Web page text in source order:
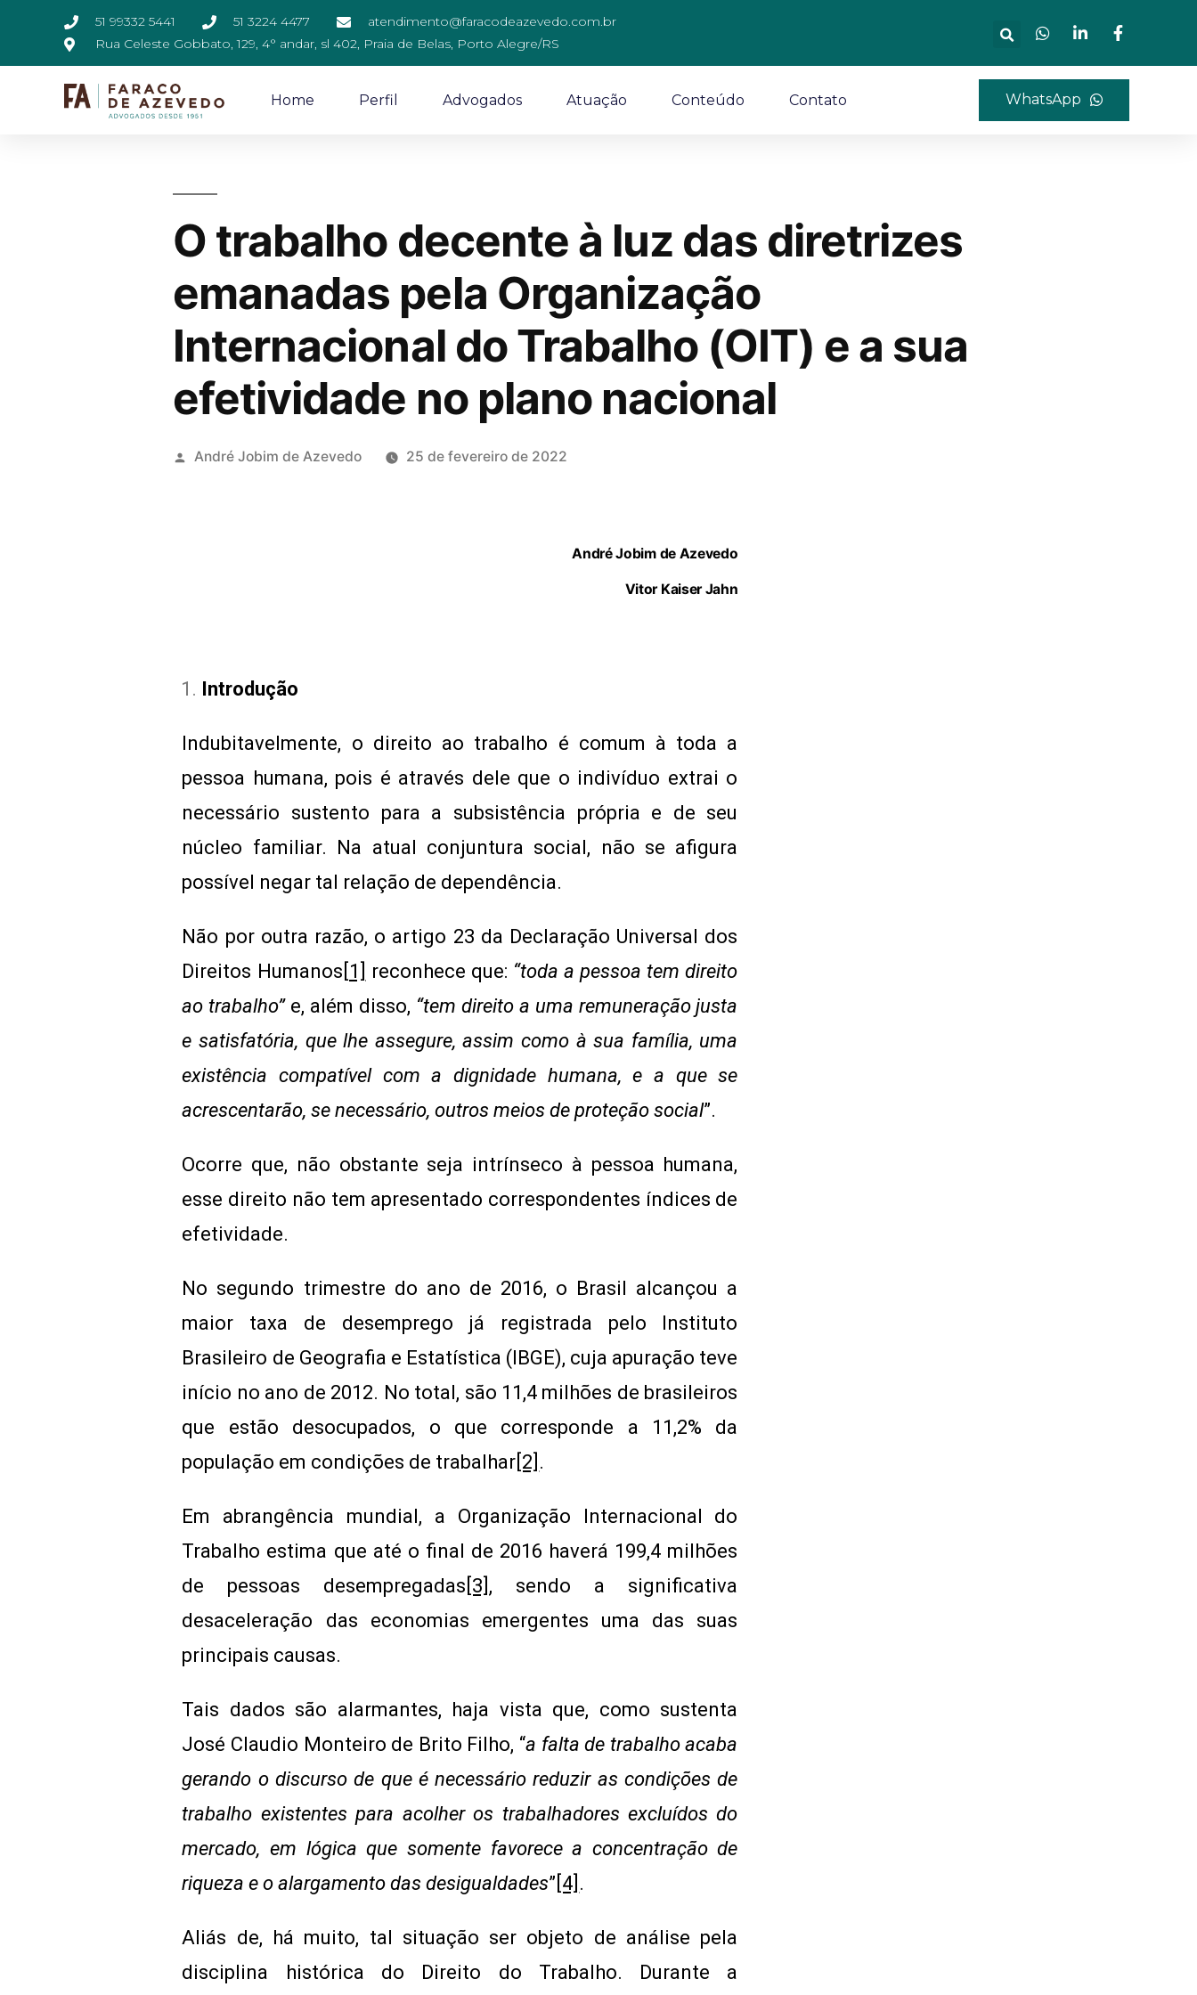
51 99332 5441 51 3224 4477
atendimento@faracodeazevedo.com.br
Rua Celeste Gobbato, 129, 4° andar, sl 402, Praia de Belas, Porto Alegre/RS
Home Perfil Advogados Atuação Conteúdo Contato WhatsApp
O trabalho decente à luz das diretrizes
emanadas pela Organização
Internacional do Trabalho (OIT) e a sua
efetividade no plano nacional
André Jobim de Azevedo 25 de fevereiro de 2022
André Jobim de Azevedo
Vitor Kaiser Jahn
Introdução
Indubitavelmente, o direito ao trabalho é comum à toda a
pessoa humana, pois é através dele que o indivíduo extrai o
necessário sustento para a subsistência própria e de seu
núcleo familiar. Na atual conjuntura social, não se afigura
possível negar tal relação de dependência.
Não por outra razão, o artigo 23 da Declaração Universal dos
Direitos Humanos [1] reconhece que: “toda a pessoa tem direito
ao trabalho”e, além disso, “tem direito a uma remuneração justa
e satisfatória, que lhe assegure, assim como à sua família, uma
existência compatível com a dignidade humana, e a que se
acrescentarão, se necessário, outros meios de proteção social”.
Ocorre que, não obstante seja intrínseco à pessoa humana,
esse direito não tem apresentado correspondentes índices de
efetividade.
No segundo trimestre do ano de 2016, o Brasil alcançou a
maior taxa de desemprego já registrada pelo Instituto
Brasileiro de Geografia e Estatística (IBGE), cuja apuração teve
início no ano de 2012. No total, são 11,4 milhões de brasileiros
que estão desocupados, o que corresponde a 11,2% da
população em condições de trabalhar [2] .
Em abrangência mundial, a Organização Internacional do
Trabalho estima que até o final de 2016 haverá 199,4 milhões
de pessoas desempregadas [3] , sendo a significativa
desaceleração das economias emergentes uma das suas
principais causas.
Tais dados são alarmantes, haja vista que, como sustenta
José Claudio Monteiro de Brito Filho, “a falta de trabalho acaba
gerando o discurso de que é necessário reduzir as condições de
trabalho existentes para acolher os trabalhadores excluídos do
mercado, em lógica que somente favorece a concentração de
riqueza e o alargamento das desigualdades” [4] .
Aliás de, há muito, tal situação ser objeto de análise pela
disciplina histórica do Direito do Trabalho. Durante a